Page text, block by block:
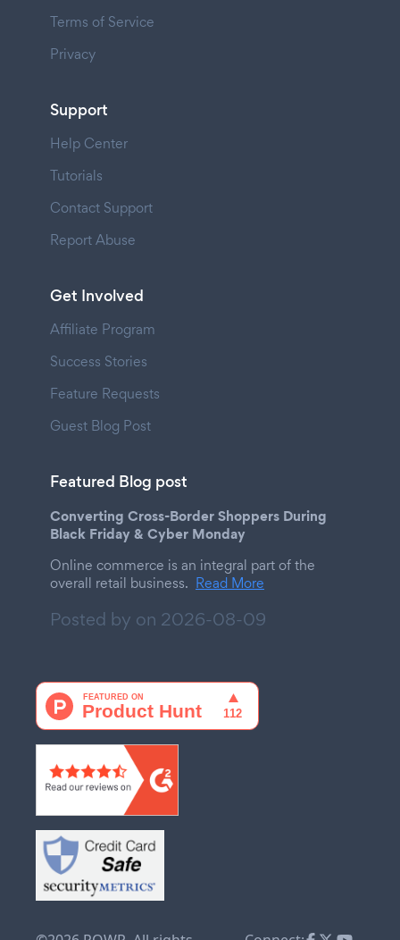
Terms of Service
Privacy
Support
Help Center
Tutorials
Contact Support
Report Abuse
Get Involved
Affiliate Program
Success Stories
Feature Requests
Guest Blog Post
Featured Blog post
Converting Cross-Border Shoppers During
Black Friday & Cyber Monday
Online commerce is an integral part of the
overall retail business. Read More
Posted by on 2026-08-09